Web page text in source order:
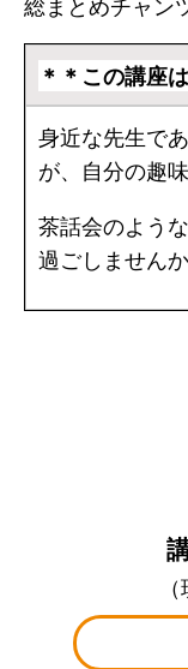
＊＊この講座は
身近な先生で
が、自分の趣
茶話会のよう
過ごしませんか